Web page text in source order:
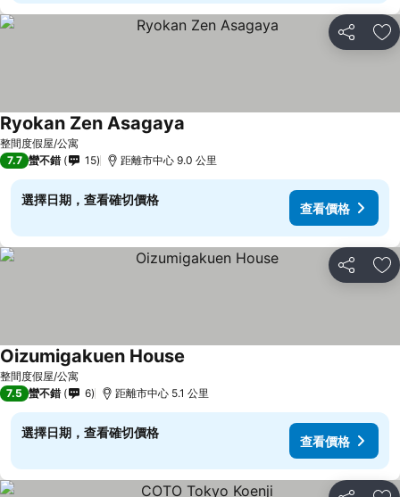
分享 加
整間度假屋/公寓
Ryokan Zen Asagaya
7.7 蠻不錯 15 距離市中心 9.0 公里
選擇日期，查看確切價格
查看價格
分享 加
整間度假屋/公寓
Oizumigakuen House
7.5 蠻不錯 6 距離市中心 5.1 公里
選擇日期，查看確切價格
查看價格